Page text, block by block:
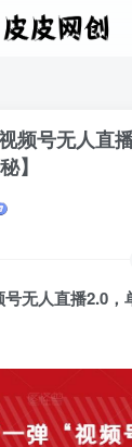
频号无人直
】
号无人直播2.0